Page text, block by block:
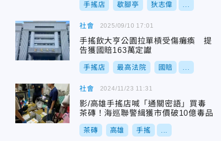
手搖店 歇腳亭 狄志偉
社會
手搖飲大亨公園拉單槓受傷癱瘓 提
告獲國賠163萬定讞
手搖店 最高法院 國賠
2025/09/10 17:01
社會
影/高雄手搖店喊「通關密語」買毒
茶磚！海巡聯警緝獲市價破10億毒品
茶磚 高雄 手搖
2024/11/23 11:31